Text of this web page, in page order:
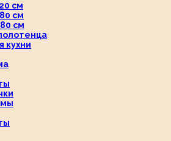
см
см
см
кухни